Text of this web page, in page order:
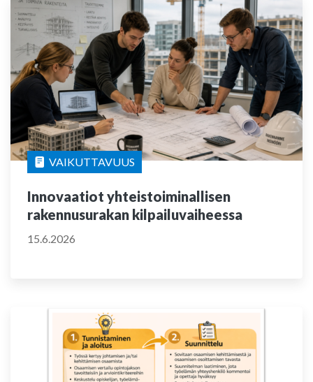
VAIKUTTAVUUS
Innovaatiot yhteistoiminallisen
rakennusurakan kilpailuvaiheessa
15.6.2026